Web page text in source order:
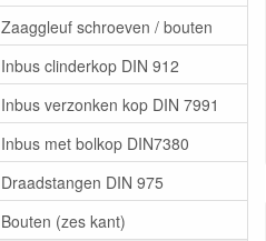
Zaaggleuf schroeven / bouten
Inbus clinderkop DIN 912
Inbus verzonken kop DIN 7991
Inbus met bolkop DIN7380
Draadstangen DIN 975
Bouten (zes kant)